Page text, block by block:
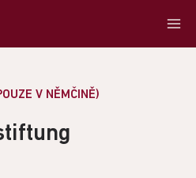
V NĚMČINĚ)